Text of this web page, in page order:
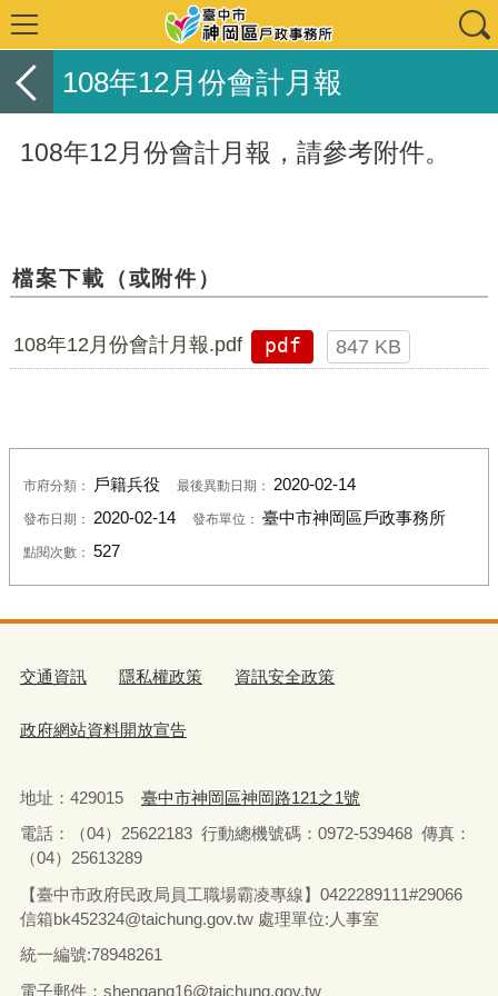
108年12月份會計月報
108年12月份會計月報，請參考附件。
檔案下載（或附件）
108年12月份會計月報.pdf pdf 847 KB
市府分類： 戶籍兵役 最後異動日期： 2020-02-14
發布日期： 2020-02-14 發布單位： 臺中市神岡區戶政事務所
點閱次數： 527
交通資訊 隱私權政策 資訊安全政策
政府網站資料開放宣告
地址：429015
臺中市神岡區神岡路121之1號
電話：（04）25622183 行動總機號碼：0972-539468 傳真：
（04）25613289
【臺中市政府民政局員工職場霸凌專線】0422289111#29066
信箱bk452324@taichung.gov.tw 處理單位:人事室
統一編號:78948261
電子郵件：shengang16@taichung.gov.tw